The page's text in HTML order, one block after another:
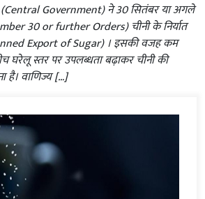
(Central Government) ने 30 सितंबर या अगले
30 or further Orders) चीनी के निर्यात
Export of Sugar) । इसकी वजह कम
घरेलू स्तर पर उपलब्धता बढ़ाकर चीनी की
है। वाणिज्य […]